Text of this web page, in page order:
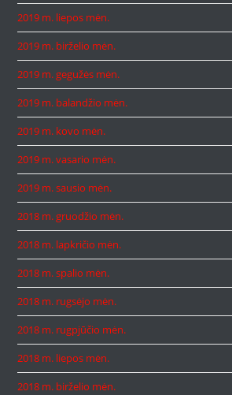
2019 m. liepos mėn.
2019 m. birželio mėn.
2019 m. gegužės mėn.
2019 m. balandžio mėn.
2019 m. kovo mėn.
2019 m. vasario mėn.
2019 m. sausio mėn.
2018 m. gruodžio mėn.
2018 m. lapkričio mėn.
2018 m. spalio mėn.
2018 m. rugsėjo mėn.
2018 m. rugpjūčio mėn.
2018 m. liepos mėn.
2018 m. birželio mėn.